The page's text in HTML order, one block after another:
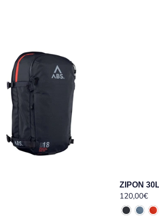
ZIPON
120,00€